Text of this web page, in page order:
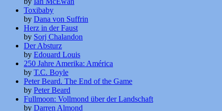
Toxibaby
by Dana von Suffrin
Herz in der Faust
by Sorj Chalandon
Der Absturz
by Edouard Louis
250 Jahre Amerika: América
by T.C. Boyle
Peter Beard. The End of the Game
by Peter Beard
Fullmoon: Vollmond über der Landschaft
by Darren Almond